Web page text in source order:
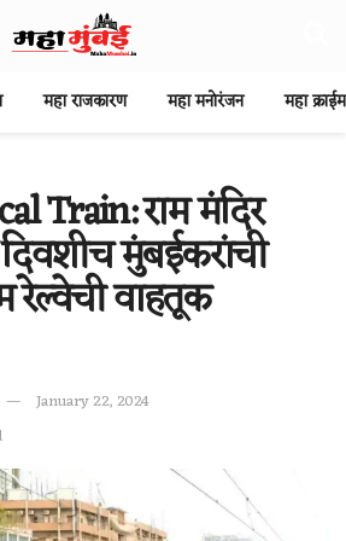
महा राजकारण महा मनोरंजन महा क्राईम
Train: राम मंदिर
दिवशीच मुंबईकरांची
रेल्वेची वाहतूक
January 22, 2024